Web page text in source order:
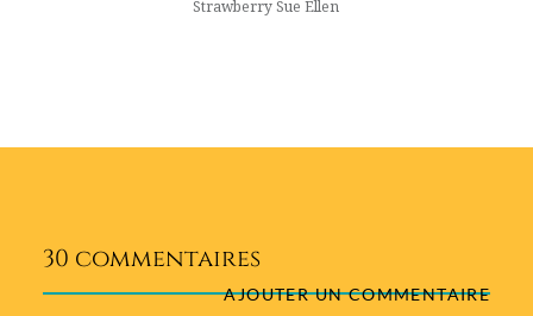
Strawberry Sue Ellen
30 commentaires
AJOUTER UN COMMENTAIRE